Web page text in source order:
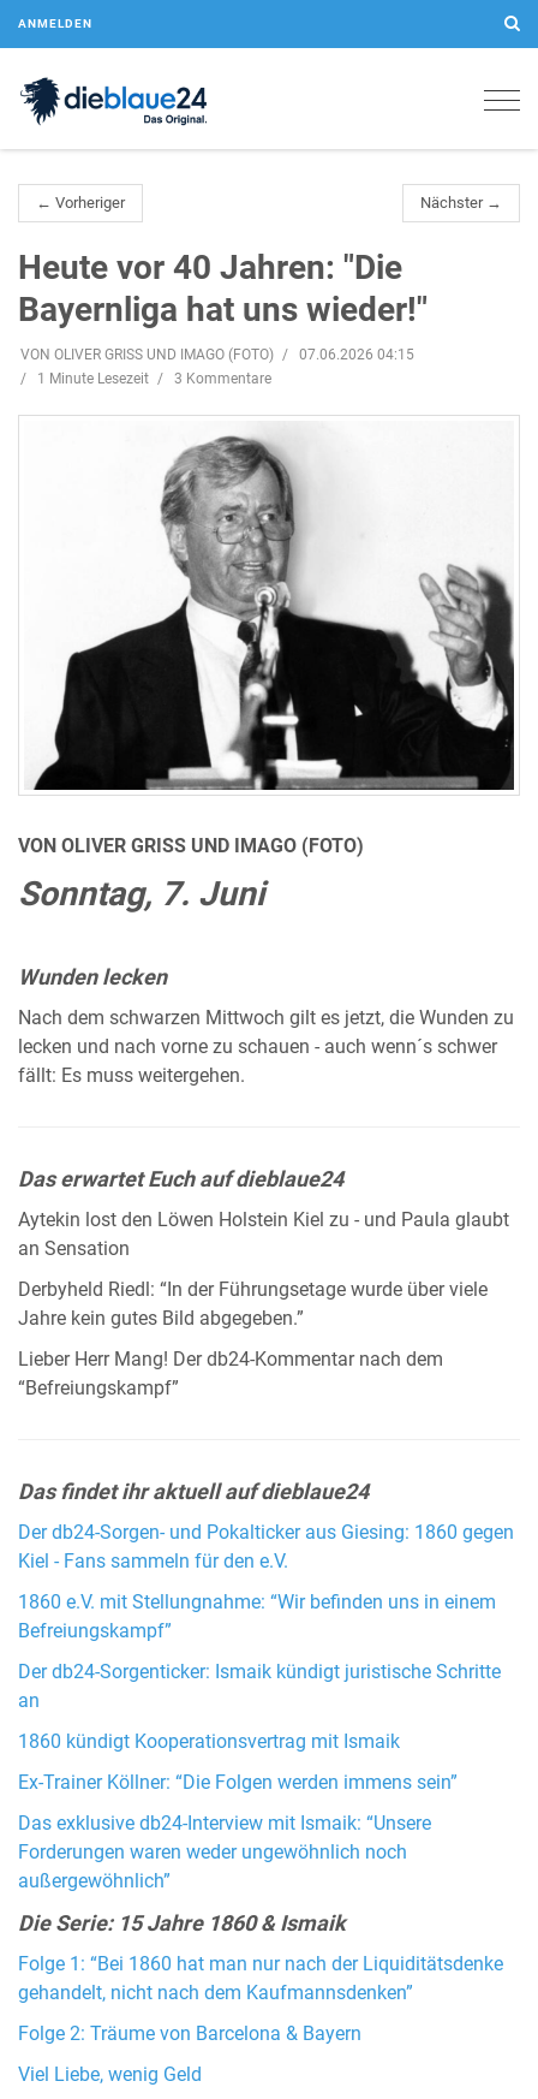
ANMELDEN
← Vorheriger Nächster →
Heute vor 40 Jahren: "Die
Bayernliga hat uns wieder!"
VON OLIVER GRISS UND IMAGO (FOTO)
07.06.2026 04:15
1 Minute Lesezeit
3 Kommentare
VON OLIVER GRISS UND IMAGO (FOTO)
Sonntag, 7. Juni
Wunden lecken
Nach dem schwarzen Mittwoch gilt es jetzt, die Wunden zu
lecken und nach vorne zu schauen - auch wenn´s schwer
fällt: Es muss weitergehen.
Das erwartet Euch auf dieblaue24
Aytekin lost den Löwen Holstein Kiel zu - und Paula glaubt
an Sensation
Derbyheld Riedl: “In der Führungsetage wurde über viele
Jahre kein gutes Bild abgegeben.”
Lieber Herr Mang! Der db24-Kommentar nach dem
“Befreiungskampf”
Das findet ihr aktuell auf dieblaue24
Der db24-Sorgen- und Pokalticker aus Giesing: 1860 gegen
Kiel - Fans sammeln für den e.V.
1860 e.V. mit Stellungnahme: “Wir befinden uns in einem
Befreiungskampf”
Der db24-Sorgenticker: Ismaik kündigt juristische Schritte
an
1860 kündigt Kooperationsvertrag mit Ismaik
Ex-Trainer Köllner: “Die Folgen werden immens sein”
Das exklusive db24-Interview mit Ismaik: “Unsere
Forderungen waren weder ungewöhnlich noch
außergewöhnlich”
Die Serie: 15 Jahre 1860 & Ismaik
Folge 1: “Bei 1860 hat man nur nach der Liquiditätsdenke
gehandelt, nicht nach dem Kaufmannsdenken”
Folge 2: Träume von Barcelona & Bayern
Viel Liebe, wenig Geld